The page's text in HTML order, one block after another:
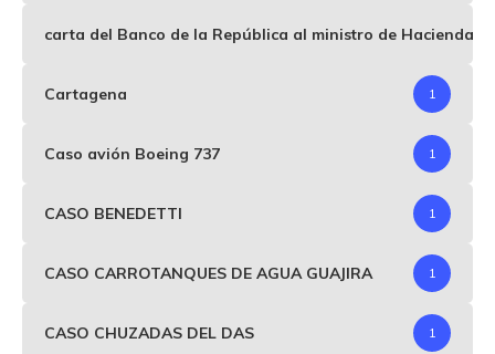
carta del Banco de la República al ministro de Hacienda
Cartagena 1
Caso avión Boeing 737 1
CASO BENEDETTI 1
CASO CARROTANQUES DE AGUA GUAJIRA 1
CASO CHUZADAS DEL DAS 1